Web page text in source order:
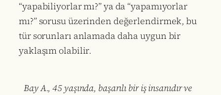
“yapabiliyorlar mı?” ya da “yapamıyorlar
mı?” sorusu üzerinden değerlendirmek, bu
tür sorunları anlamada daha uygun bir
yaklaşım olabilir.
Bay A., 45 yaşında, başarılı bir iş insanıdır ve